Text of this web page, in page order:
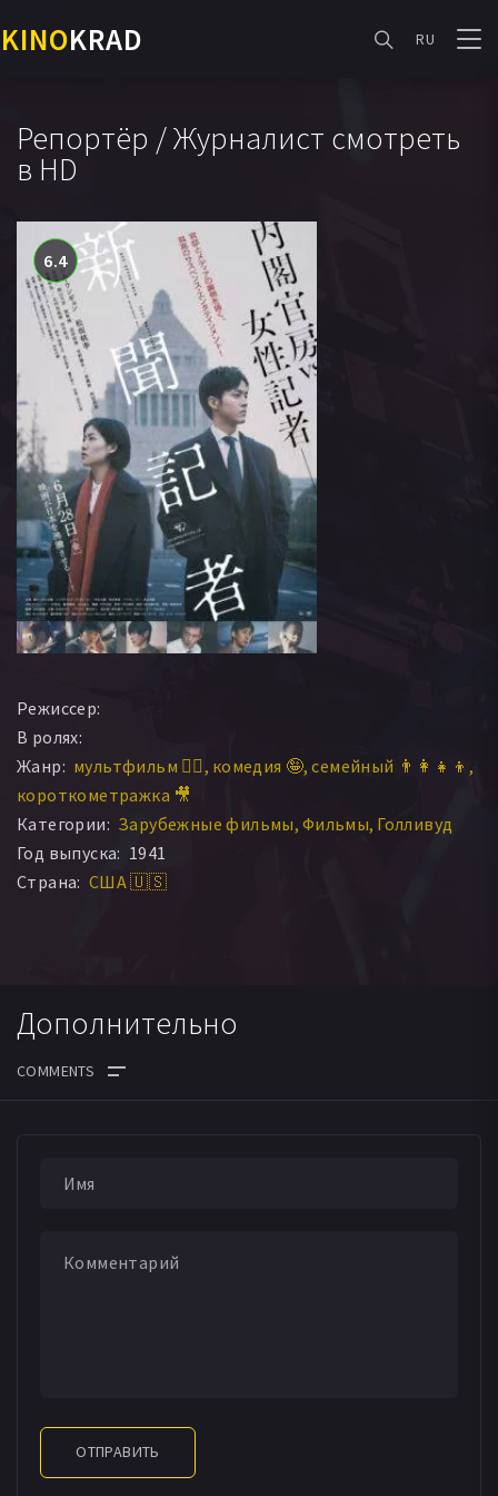
KINOKRAD RU
Репортёр / Журналист смотреть
в HD
6.4
Режиссер:
В ролях:
Жанр: мультфильм 🧚‍♀️ комедия 🤪 семейный 👨‍👩‍👧‍👦
короткометражка 🎥
Категории: Зарубежные фильмы Фильмы Голливуд
Год выпуска: 1941
Страна: США 🇺🇸
Дополнительно
ОТПРАВИТЬ